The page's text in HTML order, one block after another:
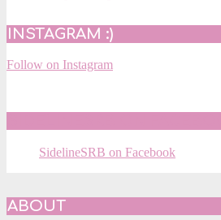
INSTAGRAM :)
Follow on Instagram
SidelineSRB on Facebook
ABOUT